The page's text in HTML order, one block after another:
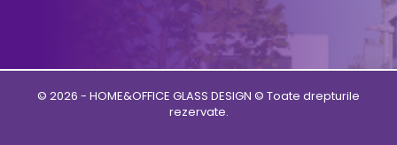
© 2026 - HOME&OFFICE GLASS DESIGN © Toate drepturile
rezervate.